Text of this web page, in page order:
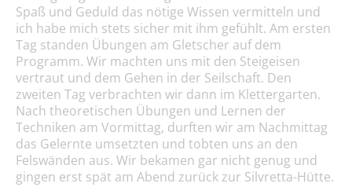
Spaß und Geduld das nötige Wissen vermitteln und
ich habe mich stets sicher mit ihm gefühlt. Am ersten
Tag standen Übungen am Gletscher auf dem
Programm. Wir machten uns mit den Steigeisen
vertraut und dem Gehen in der Seilschaft. Den
zweiten Tag verbrachten wir dann im Klettergarten.
Nach theoretischen Übungen und Lernen der
Techniken am Vormittag, durften wir am Nachmittag
das Gelernte umsetzten und tobten uns an den
Felswänden aus. Wir bekamen gar nicht genug und
gingen erst spät am Abend zurück zur Silvretta-Hütte.